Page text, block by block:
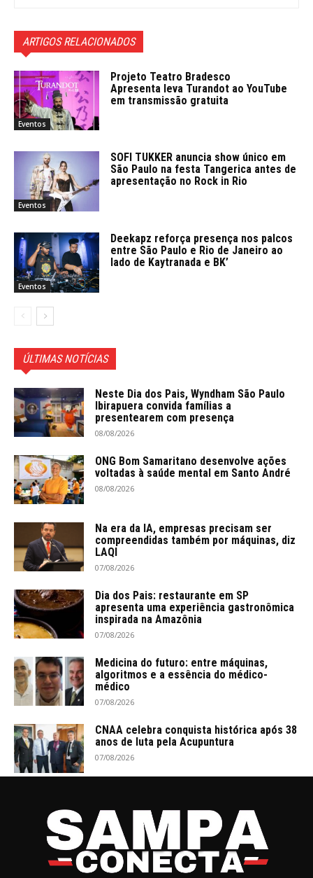
ARTIGOS RELACIONADOS
Eventos
Projeto Teatro Bradesco
Apresenta leva Turandot ao YouTube
em transmissão gratuita
Eventos
SOFI TUKKER anuncia show único em
São Paulo na festa Tangerica antes de
apresentação no Rock in Rio
Eventos
Deekapz reforça presença nos palcos
entre São Paulo e Rio de Janeiro ao
lado de Kaytranada e BK’
ÚLTIMAS NOTÍCIAS
Neste Dia dos Pais, Wyndham São Paulo
Ibirapuera convida famílias a
presentearem com presença
08/08/2026
ONG Bom Samaritano desenvolve ações
voltadas à saúde mental em Santo André
08/08/2026
Na era da IA, empresas precisam ser
compreendidas também por máquinas, diz
LAQI
07/08/2026
Dia dos Pais: restaurante em SP
apresenta uma experiência gastronômica
inspirada na Amazônia
07/08/2026
Medicina do futuro: entre máquinas,
algoritmos e a essência do médico-
médico
07/08/2026
CNAA celebra conquista histórica após 38
anos de luta pela Acupuntura
07/08/2026